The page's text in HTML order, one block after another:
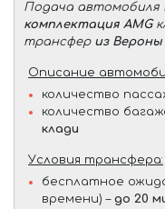
Подача автомобиля
комплектация AMG
трансфер из
Описание
количество
количество
клади
Условия трансфера:
бесплатное
времени) – до 20